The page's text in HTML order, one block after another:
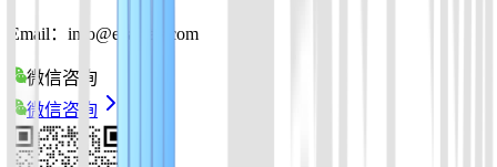
Email：info@ezassay.com
微信咨询
微信咨询